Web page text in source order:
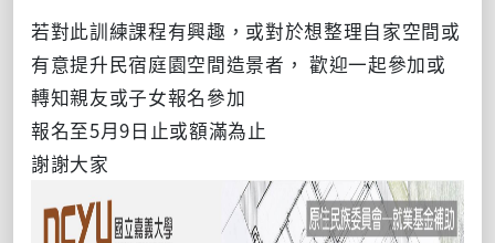
若對此訓練課程有興趣，或對於想整理自家空間或
有意提升民宿庭園空間造景者， 歡迎一起參加或
轉知親友或子女報名參加
報名至5月9日止或額滿為止
謝謝大家